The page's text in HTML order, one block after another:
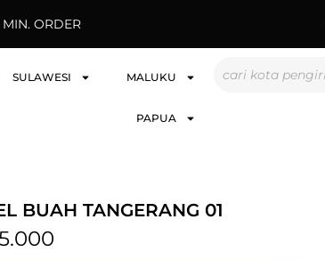
ORDER
SULAWESI MALUKU
PAPUA
BUAH TANGERANG 01